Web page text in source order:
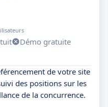
Démo gratuite
de votre site
des positions sur les
de la concurrence.